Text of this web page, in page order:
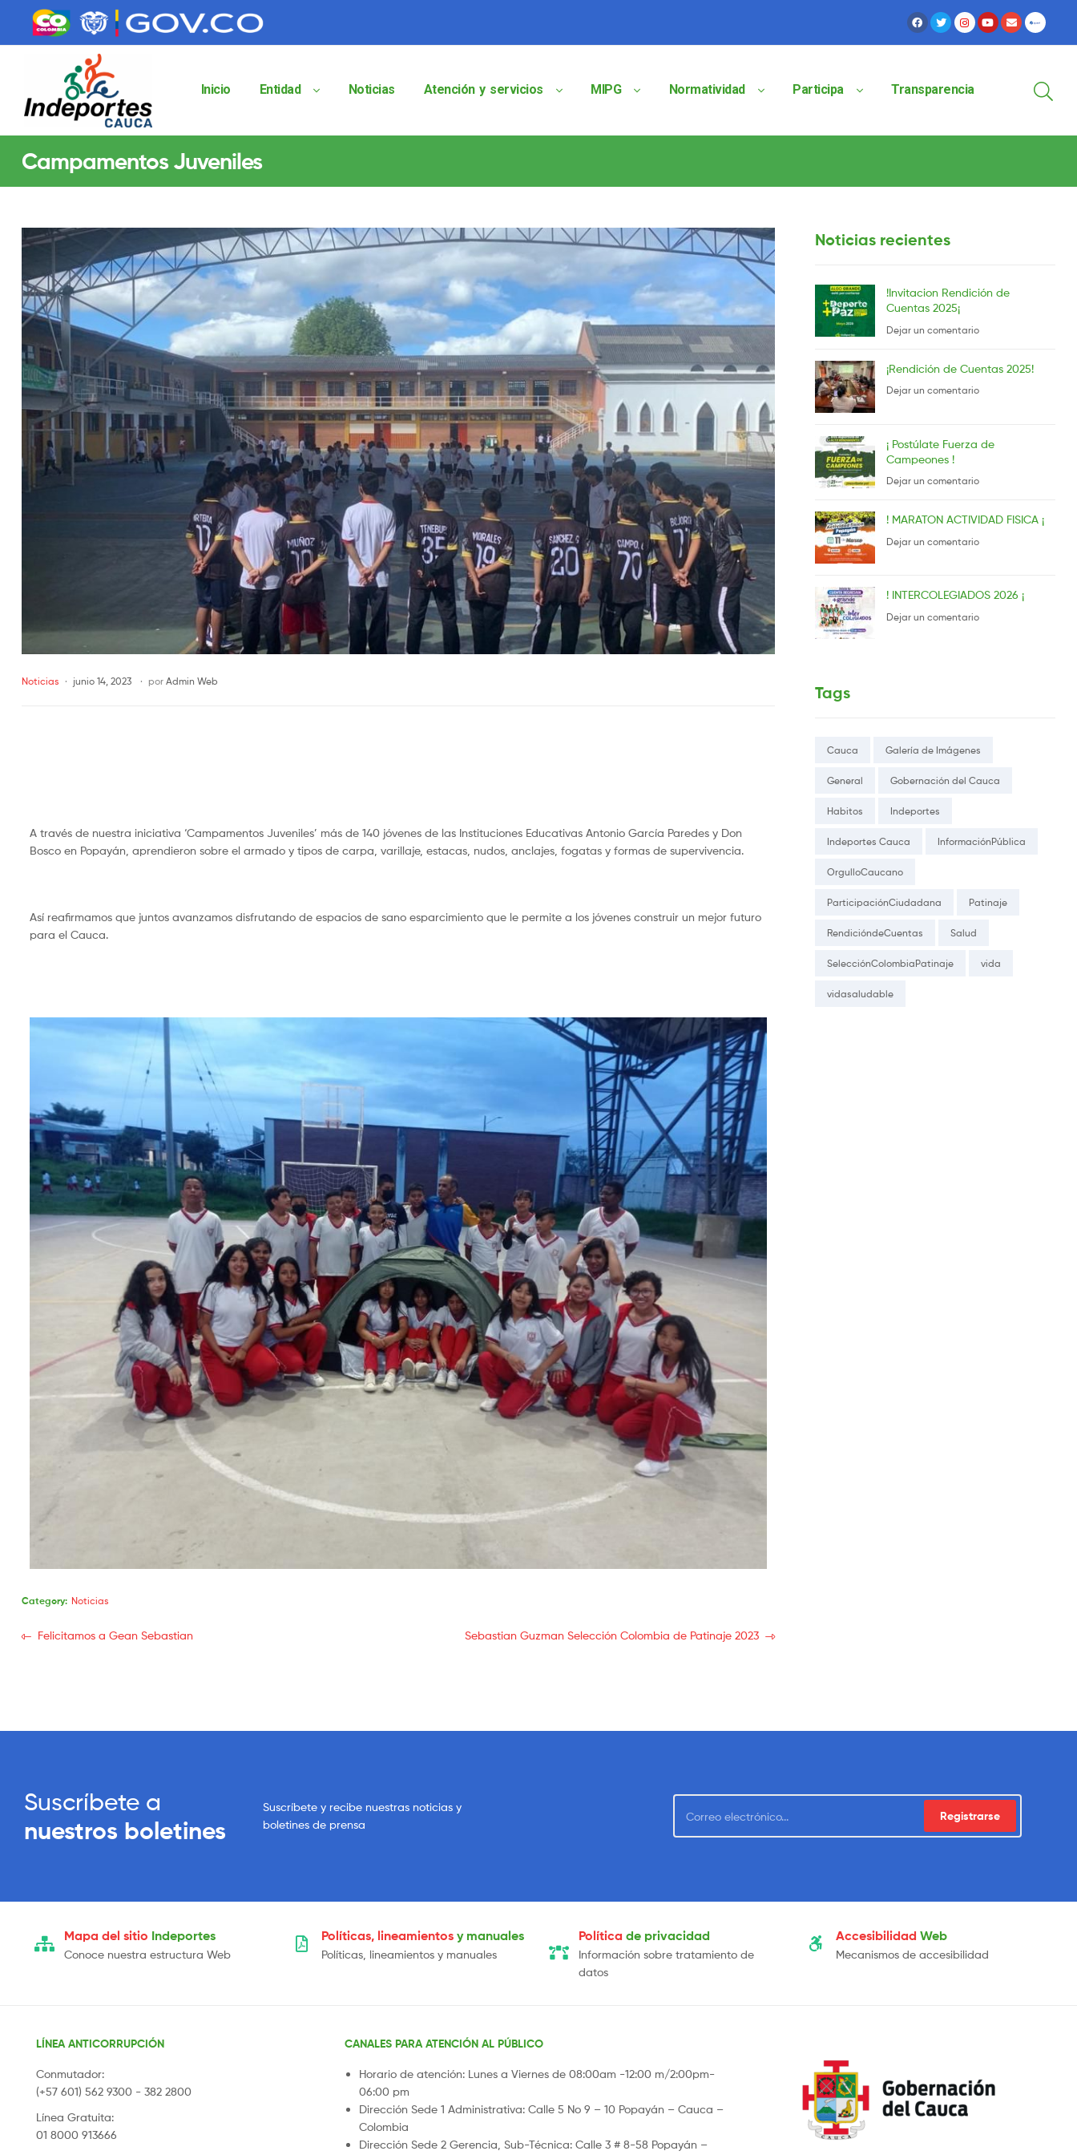
contenido
contenido
Indeportes
Cauca
de
Cauca
Indeportes
Cauca
Inicio Entidad Noticias Atención y servicios MIPG Normatividad Participa Transparencia
Campamentos Juveniles
Noticias junio 14, 2023 por Admin Web
A través de nuestra iniciativa ‘Campamentos Juveniles’ más de 140 jóvenes de las Instituciones Educativas Antonio García Paredes y Don
Bosco en Popayán, aprendieron sobre el armado y tipos de carpa, varillaje, estacas, nudos, anclajes, fogatas y formas de supervivencia.
Así reafirmamos que juntos avanzamos disfrutando de espacios de sano esparcimiento que le permite a los jóvenes construir un mejor futuro
para el Cauca.
Category: Noticias
Felicitamos a Gean Sebastian Sebastian Guzman Selección Colombia de Patinaje 2023
Noticias recientes
!Invitacion Rendición de
Cuentas 2025¡
Dejar un comentario
¡Rendición de Cuentas 2025!
Dejar un comentario
¡ Postúlate Fuerza de
Campeones !
Dejar un comentario
! MARATON ACTIVIDAD FISICA ¡
Dejar un comentario
! INTERCOLEGIADOS 2026 ¡
Dejar un comentario
Tags
Cauca Galería de Imágenes
General Gobernación del Cauca
Habitos Indeportes
Indeportes Cauca InformaciónPública
OrgulloCaucano
ParticipaciónCiudadana Patinaje
RendicióndeCuentas Salud
SelecciónColombiaPatinaje vida
vidasaludable
Suscríbete a
nuestros boletines
Suscríbete y recibe nuestras noticias y
boletines de prensa
Registrarse
Mapa del sitio Indeportes
Conoce nuestra estructura Web
Políticas, lineamientos y manuales
Políticas, lineamientos y manuales
Política de privacidad
Información sobre tratamiento de
datos
Accesibilidad Web
Mecanismos de accesibilidad
LÍNEA ANTICORRUPCIÓN
Conmutador:
(+57 601) 562 9300 - 382 2800
Línea Gratuita:
01 8000 913666
CANALES PARA ATENCIÓN AL PÚBLICO
Horario de atención: Lunes a Viernes de 08:00am -12:00 m/2:00pm-
06:00 pm
Dirección Sede 1 Administrativa: Calle 5 No 9 – 10 Popayán – Cauca –
Colombia
Dirección Sede 2 Gerencia, Sub-Técnica: Calle 3 # 8-58 Popayán –